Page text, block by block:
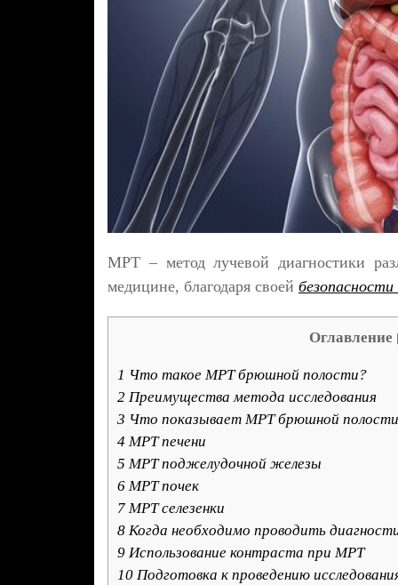
МРТ – метод лучевой диагностики
медицине, благодаря своей
Оглавление
1 Что такое МРТ брюшной полости?
2 Преимущества метода исследования
3 Что показывает МРТ брюшной
4 МРТ печени
5 МРТ поджелудочной железы
6 МРТ почек
7 МРТ селезенки
8 Когда необходимо проводить
9 Использование контраста при МРТ
10 Подготовка к проведению